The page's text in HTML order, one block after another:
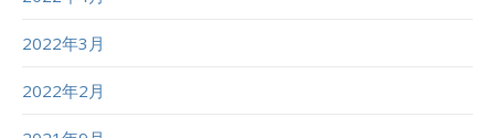
2022年3月
2022年2月